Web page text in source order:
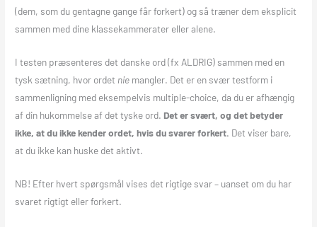
(dem, som du gentagne gange får forkert) og så træner dem eksplicit
sammen med dine klassekammerater eller alene.
I testen præsenteres det danske ord (fx ALDRIG) sammen med en
tysk sætning, hvor ordet nie mangler. Det er en svær testform i
sammenligning med eksempelvis multiple-choice, da du er afhængig
af din hukommelse af det tyske ord. Det er svært, og det betyder
ikke, at du ikke kender ordet, hvis du svarer forkert. Det viser bare,
at du ikke kan huske det aktivt.
NB! Efter hvert spørgsmål vises det rigtige svar – uanset om du har
svaret rigtigt eller forkert.